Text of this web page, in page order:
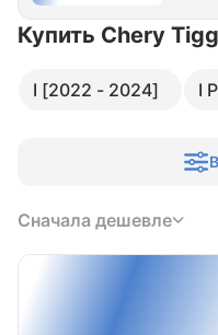
Купить Chery
I [2022 - 2024] I
Сначала дешевле